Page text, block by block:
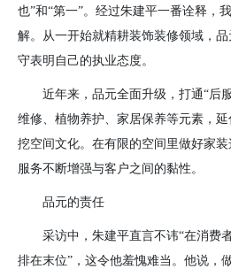
也”和“第一”。经过朱建平一番诠释，
解。从一开始就精耕装饰装修领域，
守表明自己的执业态度。
近年来，品元全面升级，打通“后
维修、植物养护、家居保养等元素，
挖空间文化。在有限的空间里做好家
服务不断增强与客户之间的黏性。
品元的责任
采访中，朱建平直言不讳“在消费
排在末位”，这令他羞愧难当。他说，